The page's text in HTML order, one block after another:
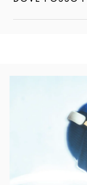
FAI CLIC PER